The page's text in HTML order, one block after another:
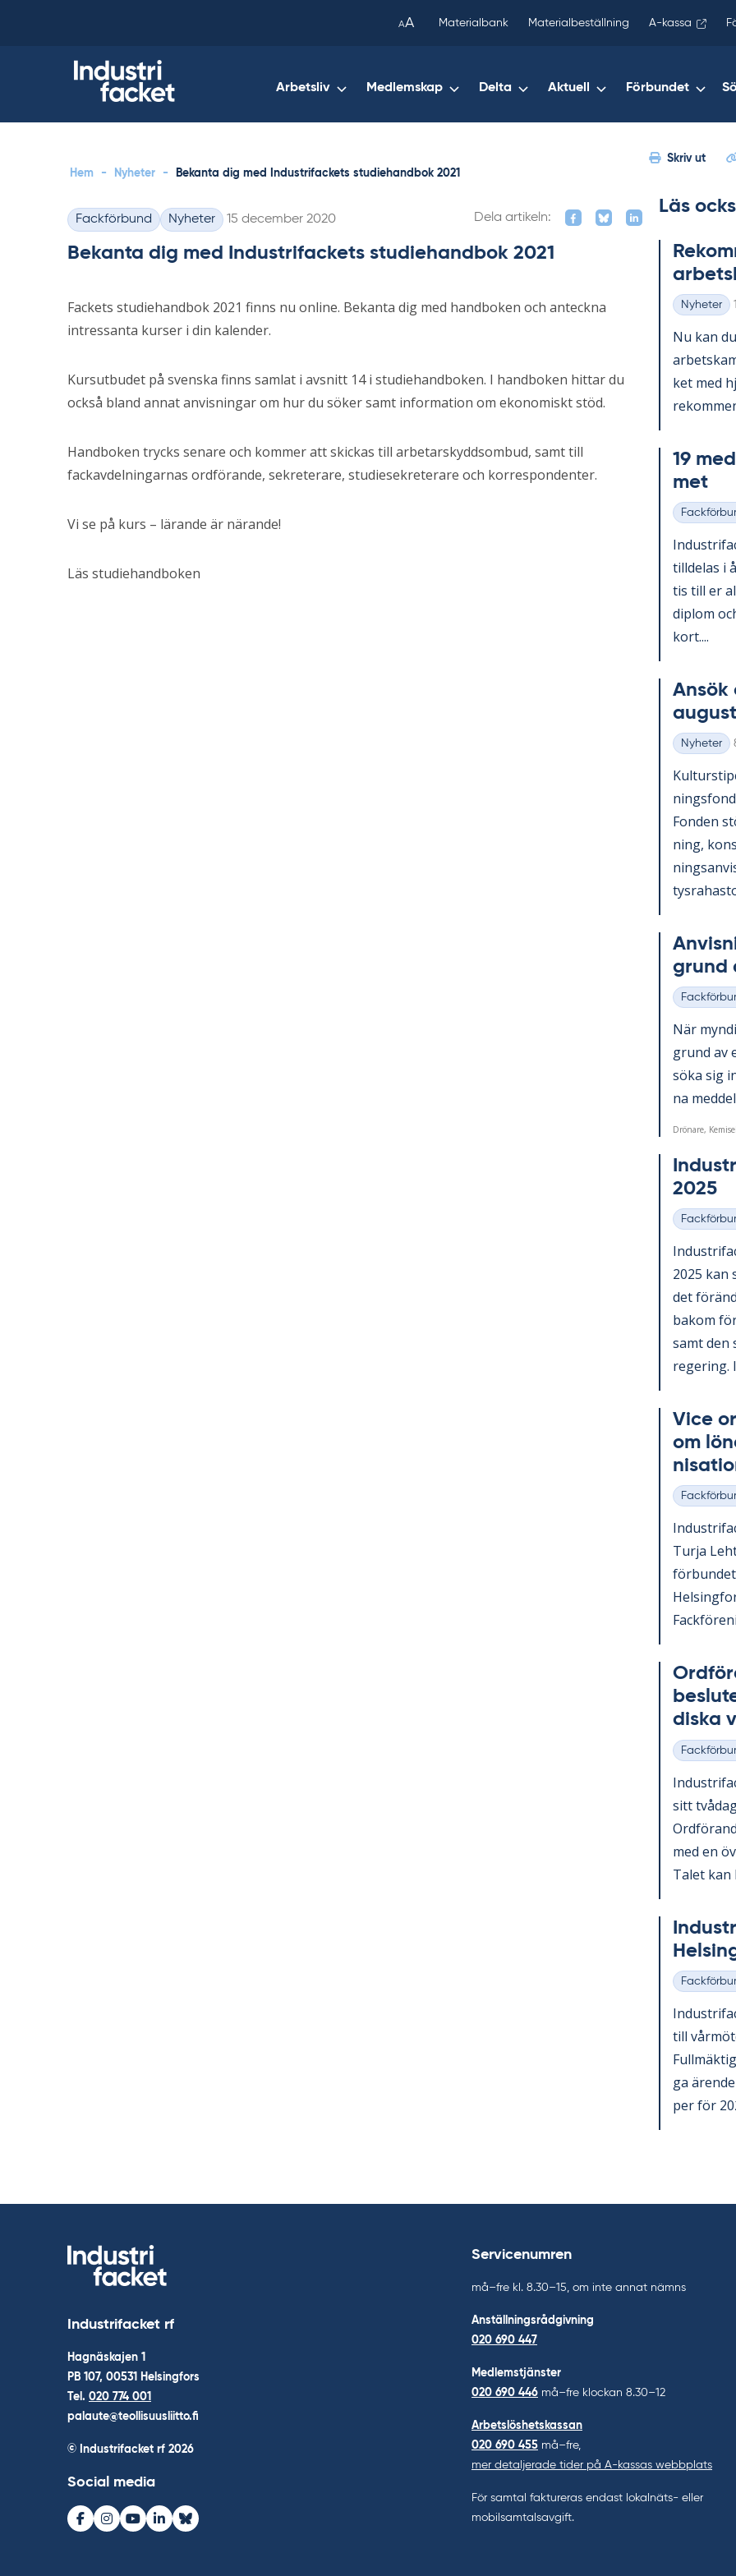
AA Materialbank Materialbeställning A-kassa
Arbetsliv Medlemskap Delta Aktuell Förbundet
Hem - Nyheter - Bekanta dig med Industrifackets studiehandbok 2021
Skriv ut
Kategorier
Fackförbund Nyheter Skriven
15 december 2020 Dela artikeln:
Bekanta dig med Industrifackets studiehandbok 2021
Fackets studiehandbok 2021 finns nu online. Bekanta dig med handboken och anteckna
intressanta kurser i din kalender.
Kursutbudet på svenska finns samlat i avsnitt 14 i studiehandboken. I handboken hittar du
också bland annat anvisningar om hur du söker samt information om ekonomiskt stöd.
Handboken trycks senare och kommer att skickas till arbetarskyddsombud, samt till
fackavdelningarnas ordförande, sekreterare, studiesekreterare och korrespondenter.
Vi se på kurs – lärande är närande!
Läs studiehandboken
Läs
Kategorier
Nyheter
Nu kan
ket med
19
met
Kategorier
till­de­las i
tis till er
diplom
kort....
An­sök
Kategorier
Nyheter
Fon­den
ning,
grund
Kategorier
När
grund av
söka sig
na
Drönare,
2025
Kategorier
2025 kan
det
bakom
samt den
re­ge­ring.
Vice
om
Kategorier
Turja
dis­ka
Kategorier
sitt
med en
Ta­let kan
Kategorier
till
ga
per för
copied
your
clipboard.)
Industrifacket rf
Hagnäskajen 1
PB 107, 00531 Helsingfors
Tel. 020 774 001
palaute@teollisuusliitto.fi
© Industrifacket rf 2026
Social media
Facebook
Instagram
Youtube
LinkedInBluesky
Servicenumren
må–fre kl. 8.30–15, om inte annat nämns
Anställningsrådgivning
020 690 447
Medlemstjänster
020 690 446 må–fre klockan 8.30–12
Arbetslöshetskassan
020 690 455 må–fre,
mer detaljerade tider på A-kassas webbplats
För samtal faktureras endast lokalnäts- eller
mobilsamtalsavgift.